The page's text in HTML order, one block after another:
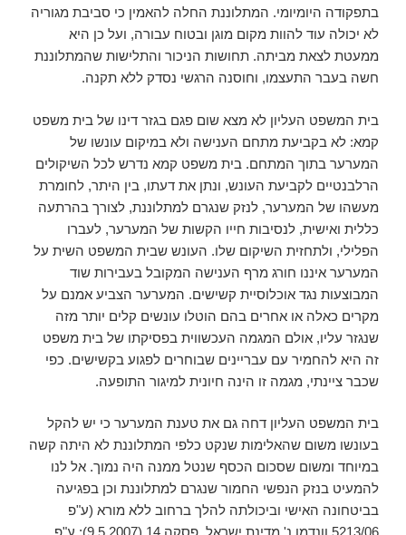
בתפקודה היומיומי. המתלוננת החלה להאמין כי סביבת מגוריה
לא יכולה עוד להוות מקום מוגן ובטוח עבורה, ועל כן היא
ממעטת לצאת מביתה. תחושות הניכור והתלישות שהמתלוננת
חשה בעבר התעצמו, וחוסנה הרגשי נסדק ללא תקנה.
בית המשפט העליון לא מצא שום פגם בגזר דינו של בית משפט
קמא: לא בקביעת מתחם הענישה ולא במיקום עונשו של
המערער בתוך המתחם. בית משפט קמא נדרש לכל השיקולים
הרלבנטיים לקביעת העונש, ונתן את דעתו, בין היתר, לחומרת
מעשהו של המערער, לנזק שנגרם למתלוננת, לצורך בהרתעה
כללית ואישית, לנסיבות חייו הקשות של המערער, לעברו
הפלילי, ולתחזית השיקום שלו. העונש שבית המשפט השית על
המערער איננו חורג מרף הענישה המקובל בעבירות שוד
המבוצעות נגד אוכלוסיית קשישים. המערער הצביע אמנם על
מקרים כאלה או אחרים בהם הוטלו עונשים קלים יותר מזה
שנגזר עליו, אולם המגמה העכשווית בפסיקתו של בית משפט
זה היא להחמיר עם עבריינים שבוחרים לפגוע בקשישים. כפי
שכבר ציינתי, מגמה זו הינה חיונית למיגור התופעה.
בית המשפט העליון דחה גם את טענת המערער כי יש להקל
בעונשו משום שהאלימות שנקט כלפי המתלוננת לא היתה קשה
במיוחד ומשום שסכום הכסף שנטל ממנה היה נמוך. אל לנו
להמעיט בנזק הנפשי החמור שנגרם למתלוננת וכן בפגיעה
בביטחונה האישי וביכולתה להלך ברחוב ללא מורא (ע"פ